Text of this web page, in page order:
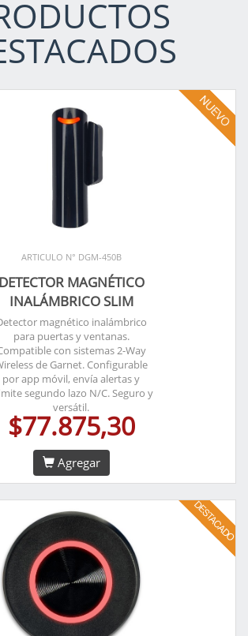
ARTICULO N° DGM-450B
DETECTOR MAGNÉTICO
INALÁMBRICO SLIM
magnético inalámbrico
para puertas y ventanas.
con sistemas 2-Way
de Garnet. Configurable
por app móvil, envía alertas y
segundo lazo N/C. Seguro y
versátil.
$77.875,30
Agregar